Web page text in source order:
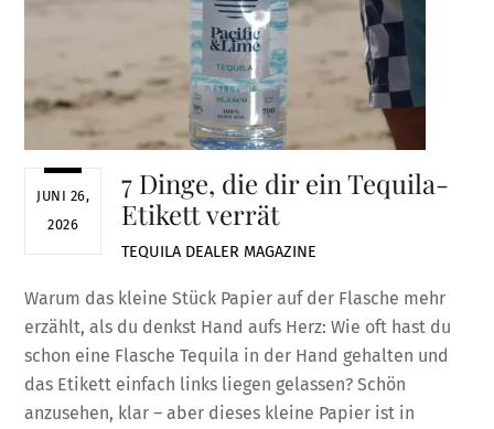
JUNI 26,
2026
7 Dinge, die dir ein Tequila-
Etikett verrät
TEQUILA DEALER MAGAZINE
Warum das kleine Stück Papier auf der Flasche mehr
erzählt, als du denkst Hand aufs Herz: Wie oft hast du
schon eine Flasche Tequila in der Hand gehalten und
das Etikett einfach links liegen gelassen? Schön
anzusehen, klar – aber dieses kleine Papier ist in